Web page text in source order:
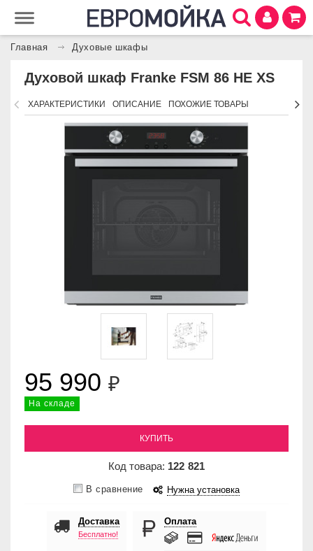
Главная Духовые шкафы
Духовой шкаф Franke FSM 86 НE XS
ХАРАКТЕРИСТИКИ ОПИСАНИЕ ПОХОЖИЕ ТОВАРЫ
95 990 ₽
На складе
КУПИТЬ
Код товара: 122 821
В сравнение Нужна установка
Доставка
Бесплатно!
Оплата